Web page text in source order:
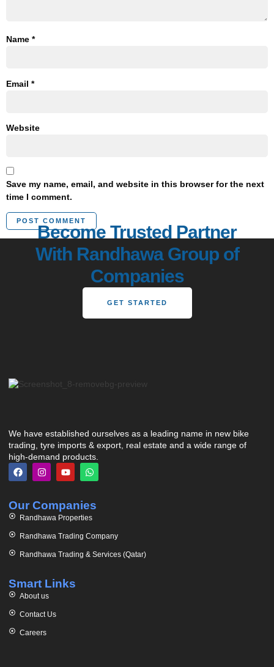
Name *
Email *
Website
Save my name, email, and website in this browser for the next
time I comment.
Become Trusted Partner
With Randhawa Group of
Companies
GET STARTED
We have established ourselves as a leading name in new bike
trading, tyre imports & export, real estate and a wide range of
high-demand products.
Our Companies
Randhawa Properties
Randhawa Trading Company
Randhawa Trading & Services (Qatar)
Smart Links
About us
Contact Us
Careers